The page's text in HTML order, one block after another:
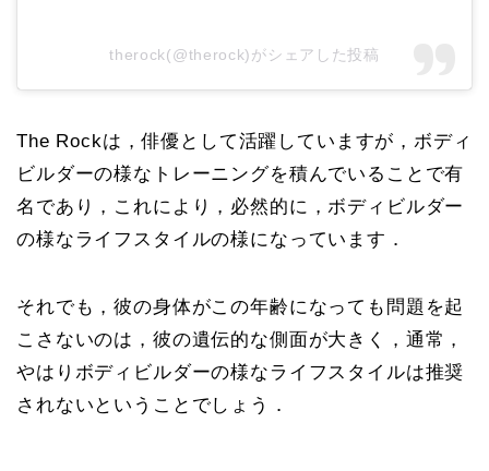
therock(@therock)がシェアした投稿
The Rockは，俳優として活躍していますが，ボディ
ビルダーの様なトレーニングを積んでいることで有
名であり，これにより，必然的に，ボディビルダー
の様なライフスタイルの様になっています．
それでも，彼の身体がこの年齢になっても問題を起
こさないのは，彼の遺伝的な側面が大きく，通常，
やはりボディビルダーの様なライフスタイルは推奨
されないということでしょう．